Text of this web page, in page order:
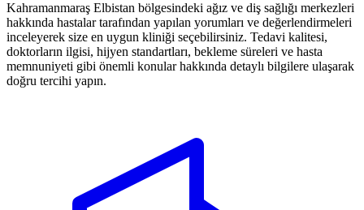
Kahramanmaraş Elbistan bölgesindeki ağız ve diş sağlığı merkezleri
hakkında hastalar tarafından yapılan yorumları ve değerlendirmeleri
inceleyerek size en uygun kliniği seçebilirsiniz. Tedavi kalitesi,
doktorların ilgisi, hijyen standartları, bekleme süreleri ve hasta
memnuniyeti gibi önemli konular hakkında detaylı bilgilere ulaşarak
doğru tercihi yapın.